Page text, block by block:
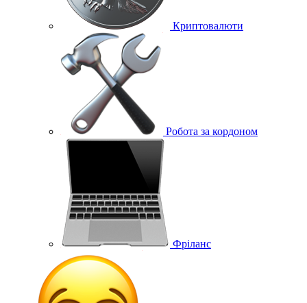
Криптовалюти
Робота за кордоном
Фріланс